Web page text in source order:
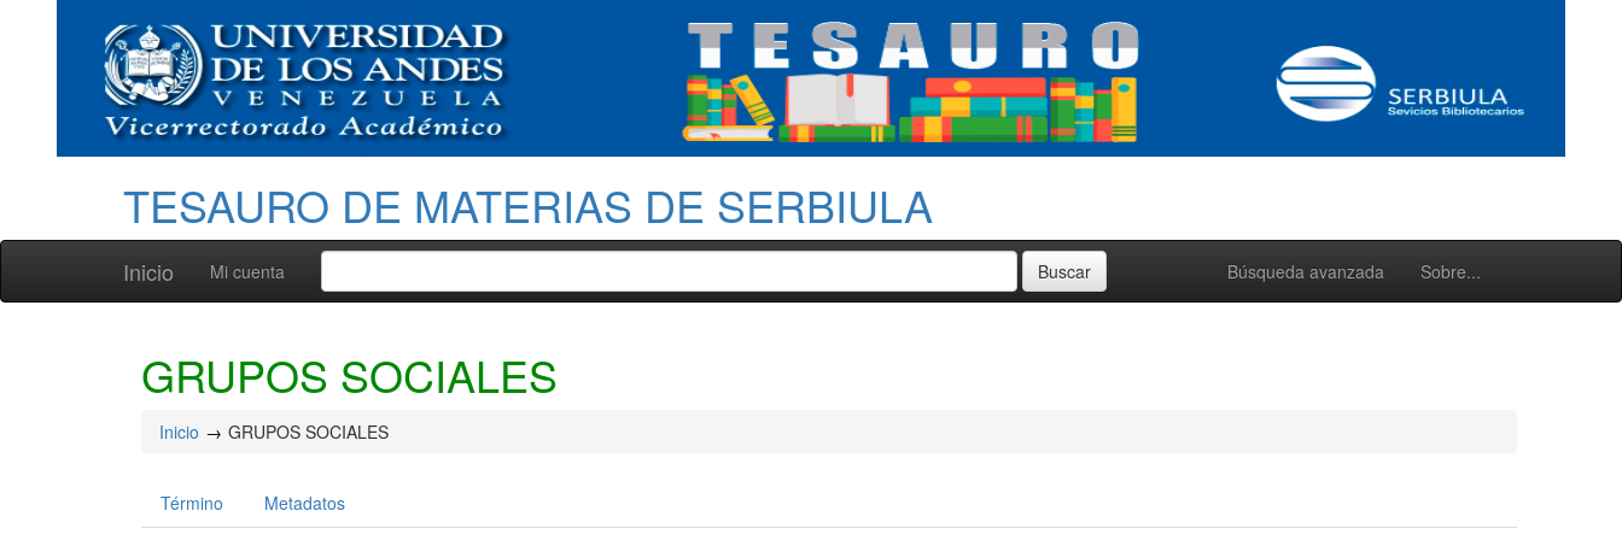
TESAURO DE MATERIAS DE SERBIULA
Inicio Búsqueda avanzada Sobre...
Mi cuenta
GRUPOS SOCIALES
Inicio GRUPOS SOCIALES
Término Metadatos